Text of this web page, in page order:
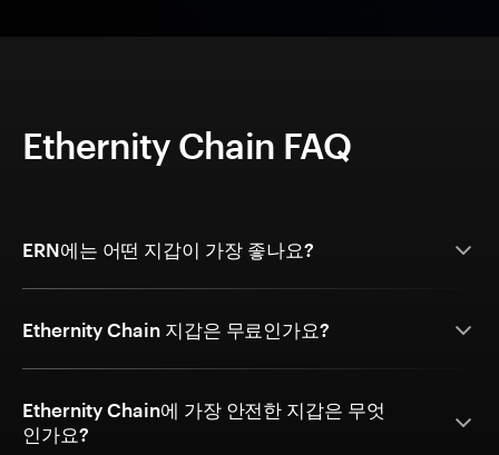
Ethernity Chain FAQ
ERN에는 어떤 지갑이 가장 좋나요?
Ethernity Chain 지갑은 무료인가요?
Ethernity Chain에 가장 안전한 지갑은 무엇
인가요?